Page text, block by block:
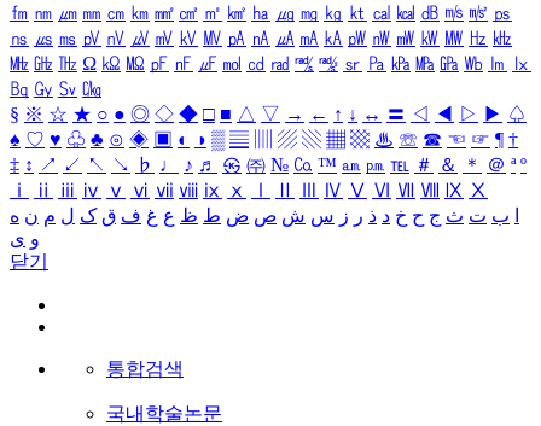
㎙ ㎚ ㎛ ㎜ ㎝ ㎞ ㎟ ㎠ ㎡ ㎢ ㏊ ㎍ ㎎ ㎏ ㏏ ㎈ ㎉ ㏈ ㎧ ㎨ ㎰
㎱ ㎲ ㎳ ㎴ ㎵ ㎶ ㎷ ㎸ ㎹ ㎀ ㎁ ㎂ ㎃ ㎄ ㎺ ㎻ ㎽ ㎾ ㎿ ㎐ ㎑
㎒ ㎓ ㎔ Ω ㏀ ㏁ ㎊ ㎋ ㎌ ㏖ ㏅ ㎭ ㎮ ㎯ ㏛ ㎩ ㎪ ㎫ ㎬ ㏝ ㏐
㏓
㏃ ㏉ ㏜ ㏆
§ ※ ☆ ★ ○ ● ◎ ◇ ◆ □ ■ △ ▽ → ← ↑ ↓ ↔ 〓 ◁ ◀ ▷ ▶ ♤
♠ ♡ ♥ ♧ ♣ ⊙ ◈ ▣ ◐ ◑ ▒ ▤ ▨ ▧ ▦ ▩ ♨ ☏ ☎ ☜ ☞ ¶ †
‡ ↕ ↗ ↙ ↖ ↘ ♭ ♩ ♪ ♬ ㉿ ㈜ № ㏇ ™ ㏂ ㏘ ℡ ＃ ＆ ＊ ＠ ª º
ⅰ
ⅱ ⅲ ⅳ ⅴ ⅵ ⅶ ⅷ ⅸ ⅹ Ⅳ Ⅴ Ⅵ Ⅶ Ⅷ Ⅸ Ⅹ
ب ت ث ج ح خ د ذ ر ز س ش ص ض ط ظ ع غ ف ق ک ل م ن ه
و ی
닫기
통합검색
국내학술논문